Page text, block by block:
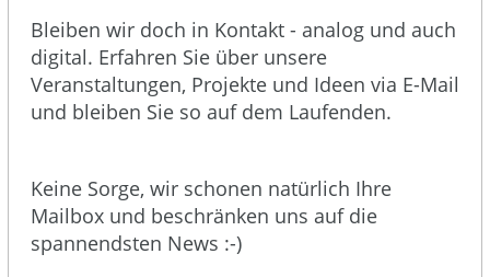
Bleiben wir doch in Kontakt - analog und auch
digital. Erfahren Sie über unsere
Veranstaltungen, Projekte und Ideen via E-Mail
und bleiben Sie so auf dem Laufenden.
Keine Sorge, wir schonen natürlich Ihre
Mailbox und beschränken uns auf die
spannendsten News :-)